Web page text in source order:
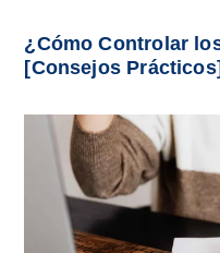
¿Cómo Controlar
[Consejos Prácticos]